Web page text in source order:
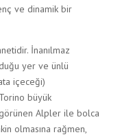
ve dinamik bir
İnanılmaz
yer ve ünlü
içeceği)
büyük
görünen Alpler ile bolca
olmasına rağmen,